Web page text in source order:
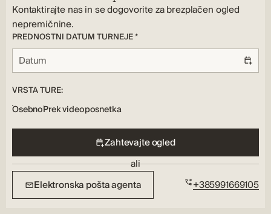
Talna obloga, Klimatska naprava
Kontaktirajte nas in se dogovorite za brezplačen ogled
nepremičnine.
PREDNOSTNI DATUM TURNEJE *
VRSTA TURE:
OsebnoPrek videoposnetka
Zahtevajte ogled
ali
Elektronska pošta agenta
+385991669105